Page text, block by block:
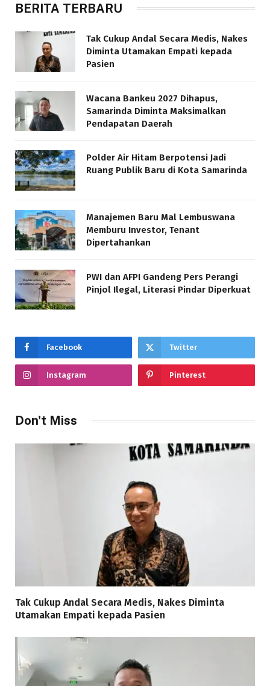
BERITA TERBARU
Tak Cukup Andal Secara Medis, Nakes
Diminta Utamakan Empati kepada
Pasien
Wacana Bankeu 2027 Dihapus,
Samarinda Diminta Maksimalkan
Pendapatan Daerah
Polder Air Hitam Berpotensi Jadi
Ruang Publik Baru di Kota Samarinda
Manajemen Baru Mal Lembuswana
Memburu Investor, Tenant
Dipertahankan
PWI dan AFPI Gandeng Pers Perangi
Pinjol Ilegal, Literasi Pindar Diperkuat
Facebook Twitter
Instagram Pinterest
Don't Miss
Tak Cukup Andal Secara Medis, Nakes Diminta
Utamakan Empati kepada Pasien